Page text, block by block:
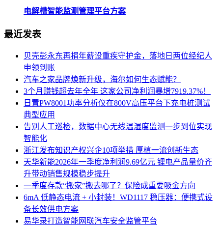
电解槽智能监测管理平台方案
最近发表
贝壳彭永东再捐年薪设重疾守护金，落地日两位经纪人
申领到账
汽车之家品牌焕新升级，海尔如何生态赋能？
3个月赚钱超去年全年 这家公司净利润暴增7919.37%！
日置PW8001功率分析仪在800V高压平台下充电桩测试
典型应用
告别人工巡检，数据中心无线温湿度监测一步到位实现
智能化
浙江发布知识产权兴企10项举措 厚植一流创新生态
天华新能2026年一季度净利润9.69亿元 锂电产品量价齐
升带动销售规模稳步提升
一季度存款“搬家”搬去哪了？保险成重要吸金方向
6mA 低静态电流 + 小封装！WD1117 稳压器：便携式设
备长效供电方案
易华录打造智能网联汽车安全监管平台